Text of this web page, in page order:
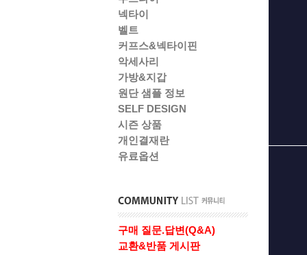
넥타이
벨트
커프스&넥타이핀
악세사리
가방&지갑
원단 샘플 정보
SELF DESIGN
시즌 상품
개인결재란
유료옵션
구매 질문.답변(Q&A)
교환&반품 게시판